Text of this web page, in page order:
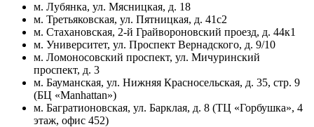
м. Лубянка, ул. Мясницкая, д. 18
м. Третьяковская, ул. Пятницкая, д. 41с2
м. Стахановская, 2-й Грайвороновский проезд, д. 44к1
м. Университет, ул. Проспект Вернадского, д. 9/10
м. Ломоносовский проспект, ул. Мичуринский
проспект, д. 3
м. Бауманская, ул. Нижняя Красносельская, д. 35, стр. 9
(БЦ «Manhattan»)
м. Багратионовская, ул. Барклая, д. 8 (ТЦ «Горбушка», 4
этаж, офис 452)